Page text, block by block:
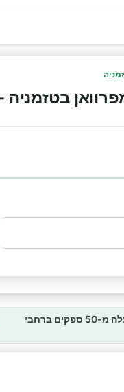
בטזמניה -
השוואה בין למעלה מ-50 ספקים ברחבי